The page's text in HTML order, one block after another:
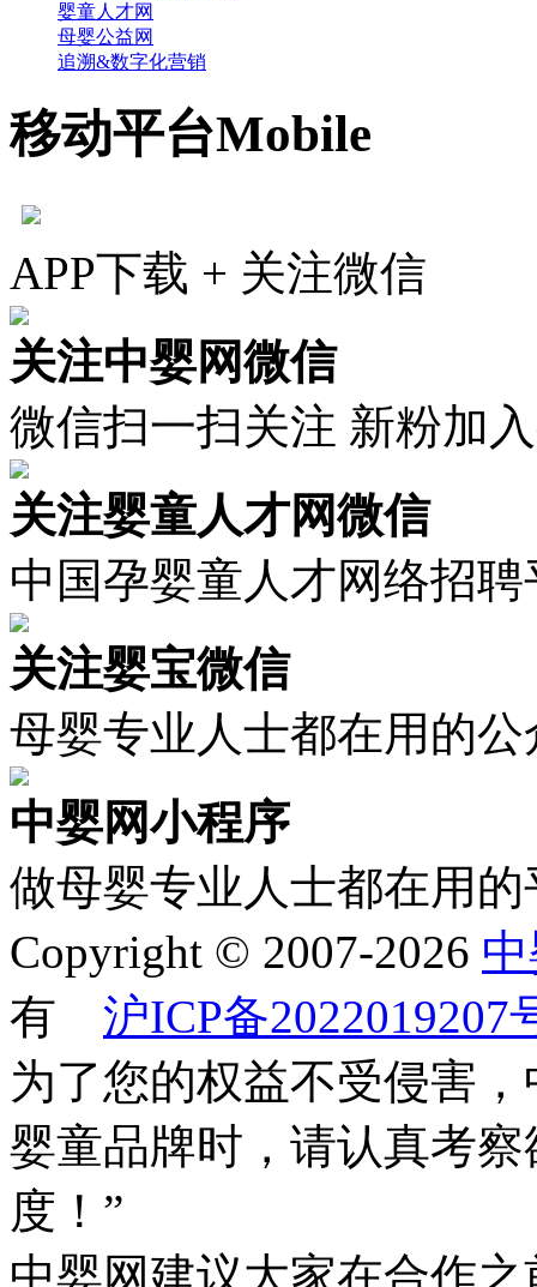
婴童人才网
母婴公益网
追溯&数字化营销
移动平台Mobile
APP下载 + 关注微信
关注中婴网微信
微信扫一扫关注 新粉加
关注婴童人才网微信
中国孕婴童人才网络招聘
关注婴宝微信
母婴专业人士都在用的公
中婴网小程序
做母婴专业人士都在用的
Copyright © 2007-2026
有 沪ICP备2022019207
为了您的权益不受侵害
婴童品牌时，请认真考
度！”
中婴网建议大家在合作